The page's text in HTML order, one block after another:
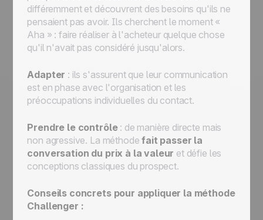
différemment et découvrent des besoins qu'ils ne
pensaient pas avoir. Ils cherchent le moment «
Aha » : faire réaliser à l'acheteur quelque chose
qu'il n'avait pas considéré jusqu'alors.
Adapter : ils s'assurent que leur communication
est en phase avec l'organisation et les
préoccupations individuelles du contact.
Prendre le contrôle: de manière directe mais
non agressive. La méthodefait passer la
conversation du prix à la valeur et défie les
conceptions classiques du prospect.
Conseils concrets pour appliquer la méthode
Challenger :